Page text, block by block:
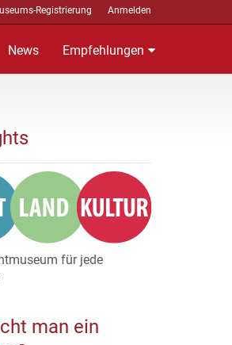
Registrierung Anmelden
News Empfehlungen
für jede
man ein